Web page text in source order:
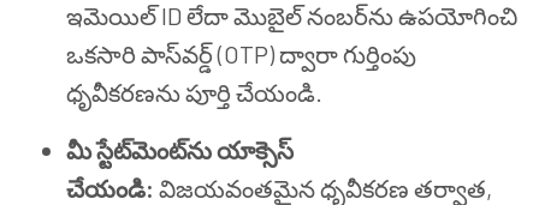
ఇమెయిల్ ID లేదా మొబైల్ నంబర్‌ను ఉపయోగించి
ఒకసారి పాస్‌వర్డ్ (OTP) ద్వారా గుర్తింపు
ధృవీకరణను పూర్తి చేయండి.
మీ స్టేట్‌మెంట్‌ను యాక్సెస్
చేయండి: విజయవంతమైన ధృవీకరణ తర్వాత,